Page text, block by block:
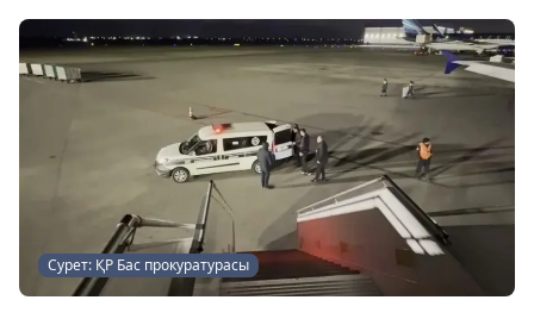
Сурет: ҚР Бас прокуратурасы